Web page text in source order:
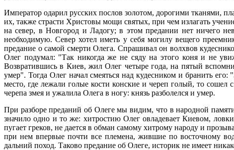
Император одарил русских послов золотом, дорогими тканями,
их, также страсти Христовы мощи святых, при чем излагать
на север, в Новгород и Ладогу; в этом предании нет ничего
необходимую. Север хотел иметь у себя могилу вещего
предание о самой смерти Олега. Спрашивал он волхвов
Олег подумал: "Так никогда же не сяду на этого коня и не
Возвратившись в Киев, жил Олег четыре года, на пятый
умер". Тогда Олег начал смеяться над кудесником и бранить
место, где лежали голые кости конские и череп голый, то
черепа змея и ужалила Олега в ногу: князь разболелся и умер.
При разборе преданий об Олеге мы видим, что в народной
значило одно и то же: хитростию Олег овладевает Киевом,
пугает греков, не дается в обман самому хитрому народу и
при нем впервые почти все племена, жившие по восточному
дальний поход. Таково предание об Олеге, историк не имеет